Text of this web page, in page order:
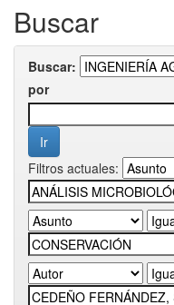
Buscar
Buscar:
por
Filtros actuales: